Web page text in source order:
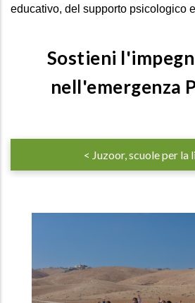
educativo, del supporto psicologico
Sostieni
nell'emergenza
< Juzoor, scuole per la